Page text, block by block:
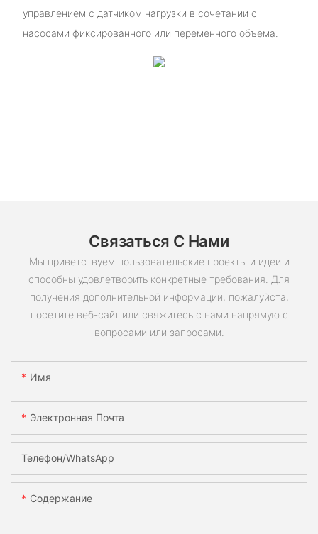
управлением с датчиком нагрузки в сочетании с
насосами фиксированного или переменного объема.
Связаться С Нами
Мы приветствуем пользовательские проекты и идеи и
способны удовлетворить конкретные требования. Для
получения дополнительной информации, пожалуйста,
посетите веб-сайт или свяжитесь с нами напрямую с
вопросами или запросами.
Имя
Электронная Почта
Телефон/WhatsApp
Содержание